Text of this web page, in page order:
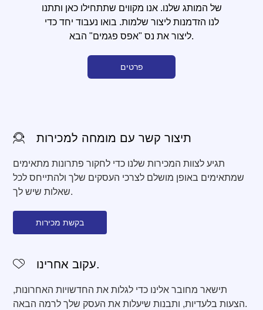
של המותג שלנו. אנו מקווים שתתחילו כאן ותתנו
לנו הזדמנות ליצור שלמות. בואו נעבוד יחד כדי
ליצור את נס "אפס פגמים" הבא.
פרטים
תיצור קשר עם מומחה למכירות
תגיע לצוות המכירות שלנו כדי לחקור פתרונות מתאימים
שמתאימים באופן מושלם לצרכי העסקים שלך ולהתייחס לכל
שאלות שיש לך.
בקשת מכירות
עקוב אחרינו.
תישאר מחובר אלינו כדי לגלות את החדשויות האחרונות,
הצעות בלעדיות, ותבנות שיעלות את העסק שלך לרמה הבאה.